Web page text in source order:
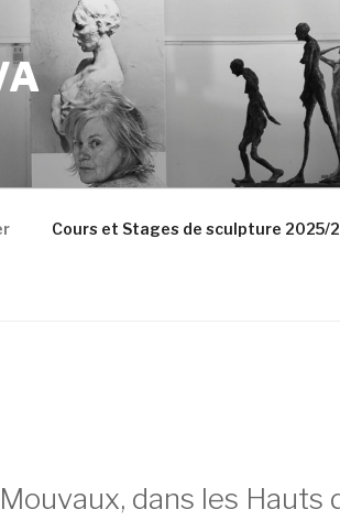
Cours et Stages de sculpture 2025/
dans les Hauts